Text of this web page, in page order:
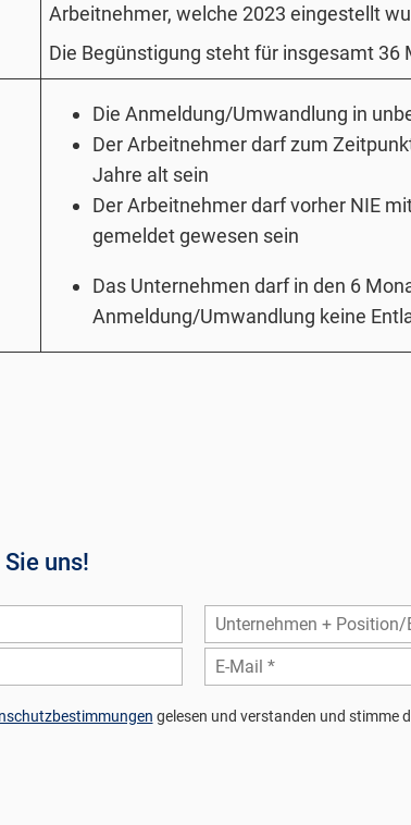
Arbeitnehmer, welche 2023 eingestellt
Die Begünstigung steht für insgesamt 36
Die Anmeldung/Umwandlung in
Der Arbeitnehmer darf zum
Jahre alt sein
Der Arbeitnehmer darf vorher NIE
gemeldet gewesen sein
Das Unternehmen darf in den 6
Anmeldung/Umwandlung keine
uns!
gelesen und verstanden und stimme